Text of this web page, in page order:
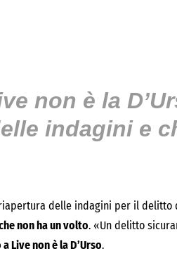
non è la
indagini e
delle indagini per il delitto
non ha un volto. «Un delitto
Live non è la D’Urso.